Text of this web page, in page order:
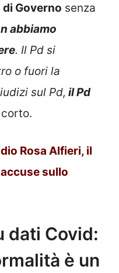
Governo senza
abbiamo
. Il Pd si
o fuori la
sul Pd, il Pd
Rosa Alfieri, il
sullo
dati Covid:
è un